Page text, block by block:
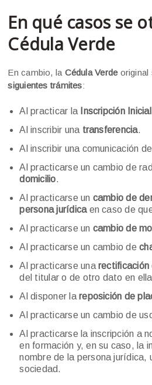
En qué casos se
Cédula Verde
En cambio, la Cédula Verdeoriginal
siguientes trámites:
Al practicar la Inscripción Inicial
Al inscribir una transferencia.
Al inscribir una comunicación
Al practicarse un cambio de
domicilio.
Al practicarse un cambio de
persona jurídicaen caso de
Al practicarse un cambio de
Al practicarse un cambio de
Al practicarse una rectificación
del titular o de otro dato en
Al disponer lareposición de
Al practicarse un cambio de
Al practicarse la inscripción a
en formación y, en su caso, la
nombre de la persona jurídica,
sociedad.